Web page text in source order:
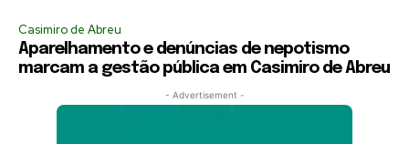
Casimiro de Abreu
Aparelhamento e denúncias de nepotismo
marcam a gestão pública em Casimiro de Abreu
- Advertisement -